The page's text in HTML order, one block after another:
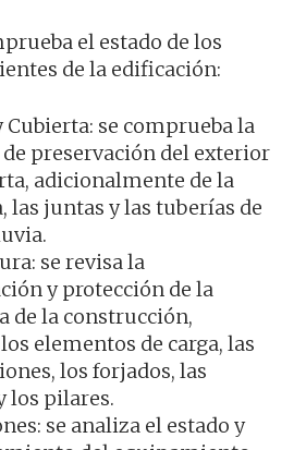
el estado de los
de la edificación:
Cubierta: se comprueba la
preservación del exterior
adicionalmente de la
las juntas y las tuberías de
se revisa la
y protección de la
de la construcción,
elementos de carga, las
los forjados, las
los pilares.
se analiza el estado y